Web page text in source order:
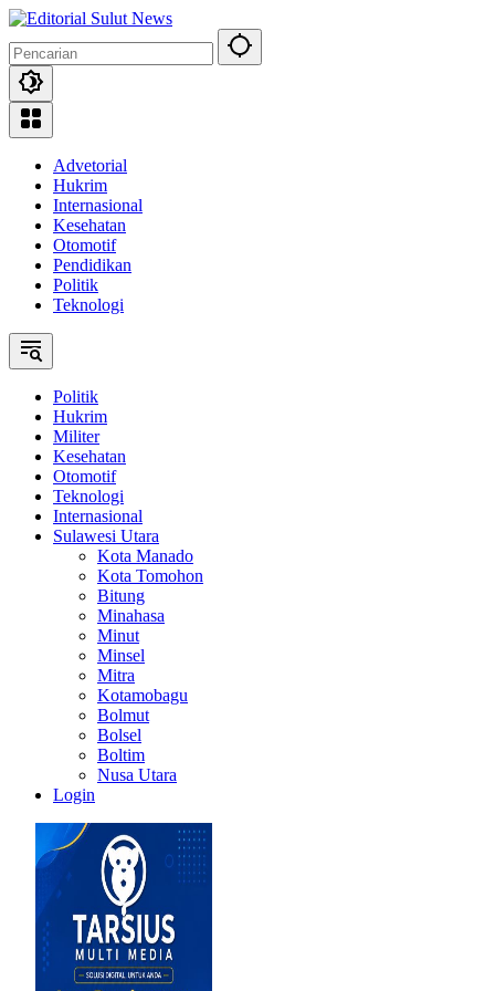
Langsung
konten
Advetorial
Hukrim
Internasional
Kesehatan
Otomotif
Pendidikan
Politik
Teknologi
Politik
Hukrim
Militer
Kesehatan
Otomotif
Teknologi
Internasional
Sulawesi Utara
Kota Manado
Kota Tomohon
Bitung
Minahasa
Minut
Minsel
Mitra
Kotamobagu
Bolmut
Bolsel
Boltim
Nusa Utara
Login